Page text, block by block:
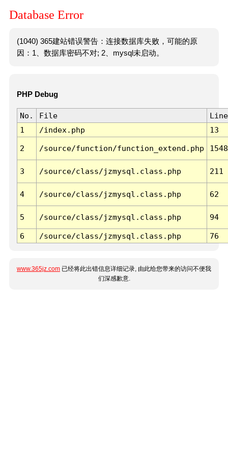
Database Error
(1040) 365建站错误警告：连接数据库失败，可能的原
因：1、数据库密码不对; 2、mysql未启动。
PHP Debug
No. File
Line
1
/index.php 13
2 /source/function/function_extend.php 1548
3 /source/class/jzmysql.class.php 211
4 /source/class/jzmysql.class.php 62
5 /source/class/jzmysql.class.php 94
6 /source/class/jzmysql.class.php 76
www.365jz.com 已经将此出错信息详细记录, 由此给您带来的访问不便我
们深感歉意.